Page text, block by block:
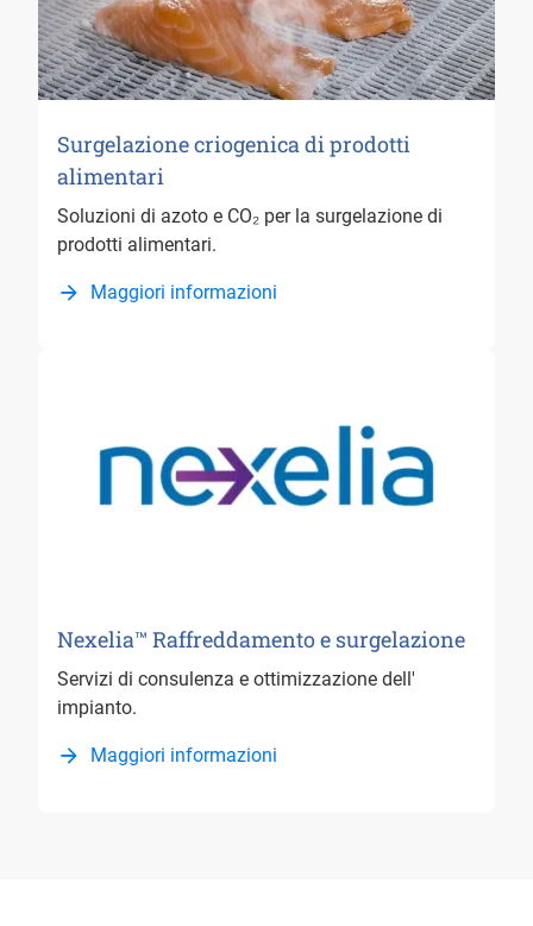
Surgelazione criogenica di prodotti
alimentari
Soluzioni di azoto e CO₂ per la surgelazione di
prodotti alimentari.
Maggiori informazioni
Nexelia™ Raffreddamento e surgelazione
Servizi di consulenza e ottimizzazione dell'
impianto.
Maggiori informazioni